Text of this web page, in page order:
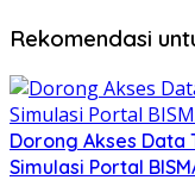
Rekomendasi
Dorong Akses Data
Simulasi Portal